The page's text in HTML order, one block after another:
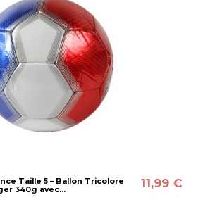
Taille 5 – Ballon Tricolore
340g avec...
11,99 €